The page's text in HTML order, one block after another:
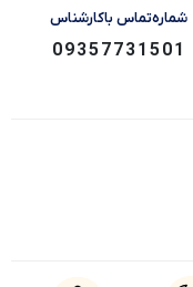
شماره‌تماس‌ با‌کارشناس
09357731501